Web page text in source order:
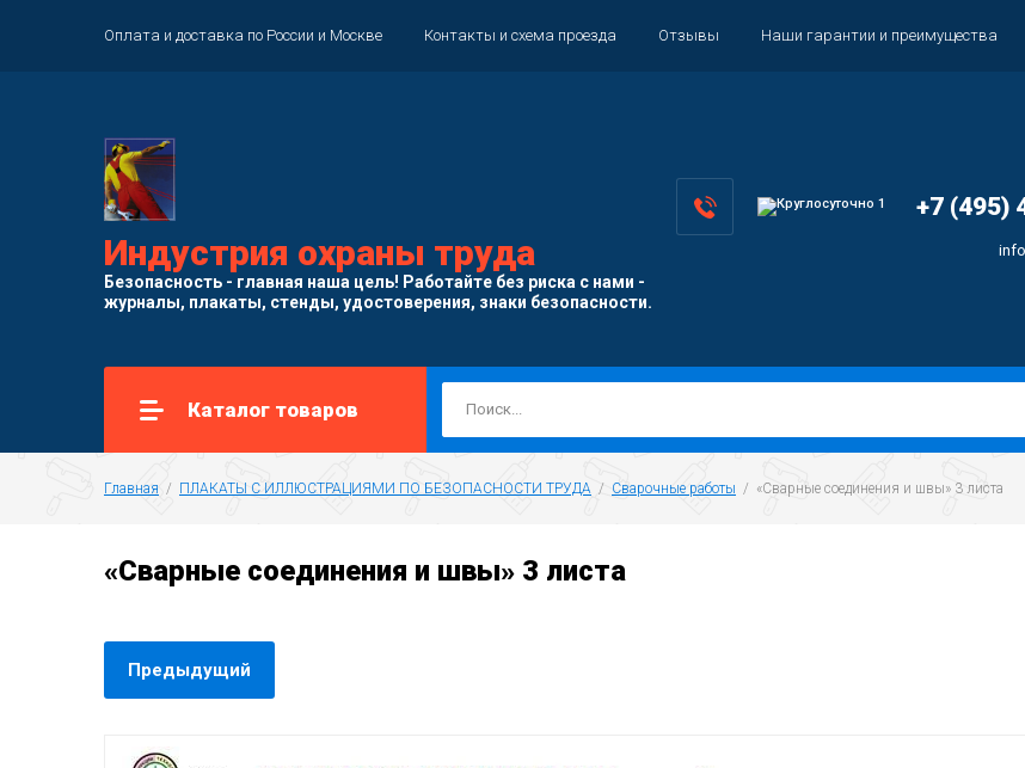
Оплата и доставка по России и Москве Контакты и схема проезда Отзывы Наши гарантии и преимущества
Индустрия охраны труда
Безопасность - главная наша цель! Работайте без риска с нами -
журналы, плакаты, стенды, удостоверения, знаки безопасности.
+7 (495)
Каталог товаров
Главная
  /
ПЛАКАТЫ С ИЛЛЮСТРАЦИЯМИ ПО БЕЗОПАСНОСТИ ТРУДА
  /
Сварочные работы
  /  «Сварные соединения и швы» 3 листа
«Сварные соединения и швы» 3 листа
Предыдущий